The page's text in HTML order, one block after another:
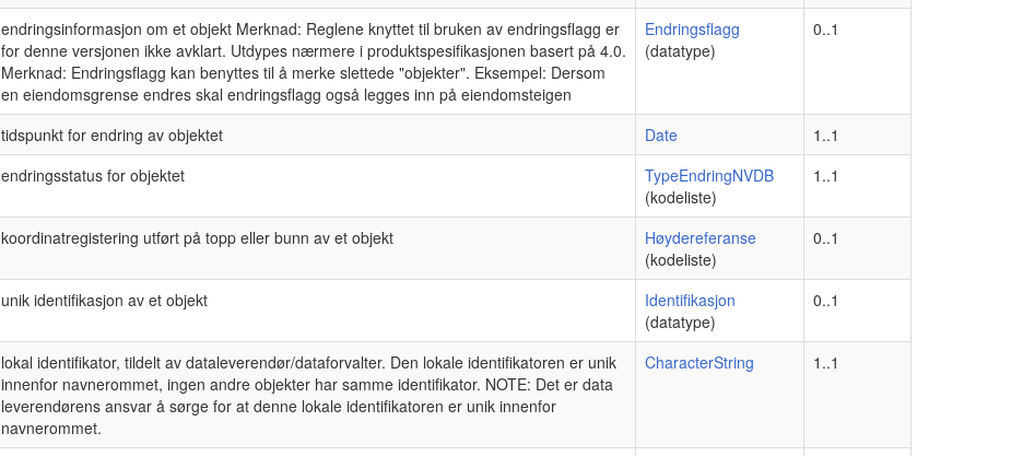
endringsinformasjon om et objekt Merknad: Reglene knyttet til bruken av endringsflagg er
for denne versjonen ikke avklart. Utdypes nærmere i produktspesifikasjonen basert på 4.0.
Merknad: Endringsflagg kan benyttes til å merke slettede "objekter". Eksempel: Dersom
en eiendomsgrense endres skal endringsflagg også legges inn på eiendomsteigen
Endringsflagg
(datatype)
0..1
tidspunkt for endring av objektet Date
1..1
endringsstatus for objektet
TypeEndringNVDB
(kodeliste)
1..1
koordinatregistering utført på topp eller bunn av et objekt
Høydereferanse
(kodeliste)
0..1
unik identifikasjon av et objekt
Identifikasjon
(datatype)
0..1
lokal identifikator, tildelt av dataleverendør/dataforvalter. Den lokale identifikatoren er unik
innenfor navnerommet, ingen andre objekter har samme identifikator. NOTE: Det er data
leverendørens ansvar å sørge for at denne lokale identifikatoren er unik innenfor
navnerommet.
CharacterString 1..1